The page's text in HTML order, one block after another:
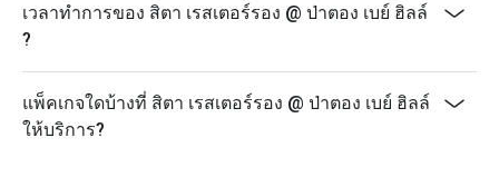
เวลาทำการของ สิตา เรสเตอร์รอง @ ป่าตอง เบย์ ฮิลล์
?
แพ็คเกจใดบ้างที่ สิตา เรสเตอร์รอง @ ป่าตอง เบย์ ฮิลล์
ให้บริการ?